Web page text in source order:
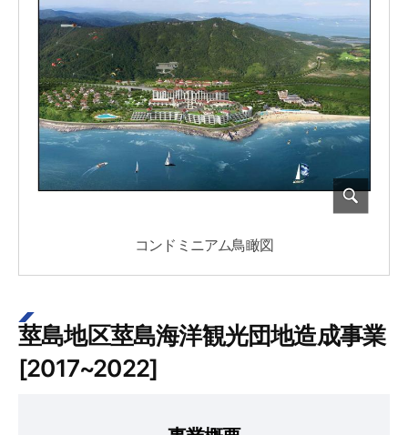
コンドミニアム鳥瞰図
莖島地区莖島海洋観光団地造成事業
[2017~2022]